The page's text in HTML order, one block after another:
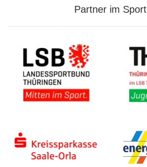
Partner im Sport